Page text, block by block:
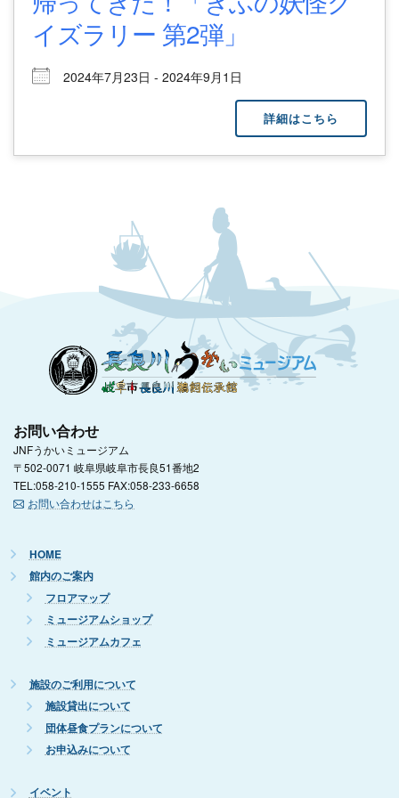
イズラリー 第2弾」
2024年7月23日 - 2024年9月1日
詳細はこちら
お問い合わせ
JNFうかいミュージアム
〒502-0071 岐阜県岐阜市長良51番地2
TEL:058-210-1555 FAX:058-233-6658
お問い合わせはこちら
HOME
館内のご案内
フロアマップ
ミュージアムショップ
ミュージアムカフェ
施設のご利用について
施設貸出について
団体昼食プランについて
お申込みについて
イベント